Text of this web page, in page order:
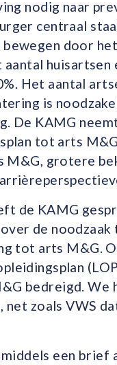
nodig naar
centraal
door
huisartsen
Het aantal
is
De KAMG
tot arts
grotere
de KAMG
de
tot arts M&G.
bedreigd.
zoals VWS
een